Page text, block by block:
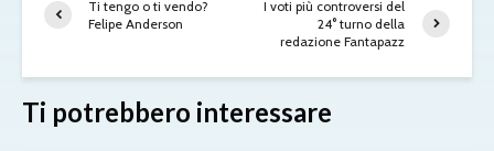
Ti tengo o ti vendo?
Felipe Anderson
I voti più controversi del
24° turno della
redazione Fantapazz
Ti potrebbero interessare